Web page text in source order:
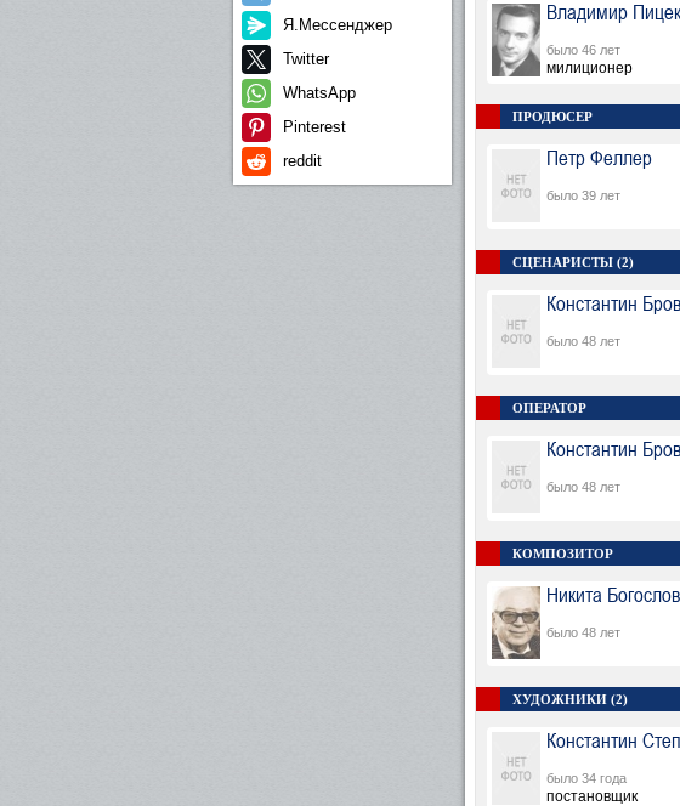
Я.Мессенджер
Twitter
WhatsApp
Pinterest
reddit
Владимир Пицек
было 46 лет
милиционер
ПРОДЮСЕР
Петр Феллер
было 39 лет
СЦЕНАРИСТЫ (2)
Константин
было 48 лет
ОПЕРАТОР
Константин
было 48 лет
КОМПОЗИТОР
Никита
было 48 лет
ХУДОЖНИКИ (2)
Константин
было 34 года
постановщик